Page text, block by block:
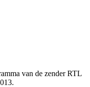
van de zender RTL